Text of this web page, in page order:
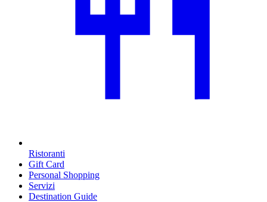
Ristoranti
Gift Card
Personal Shopping
Servizi
Destination Guide